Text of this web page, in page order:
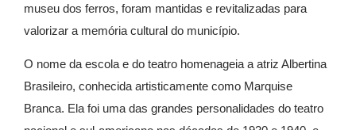
museu dos ferros, foram mantidas e revitalizadas para
valorizar a memória cultural do município.
O nome da escola e do teatro homenageia a atriz Albertina
Brasileiro, conhecida artisticamente como Marquise
Branca. Ela foi uma das grandes personalidades do teatro